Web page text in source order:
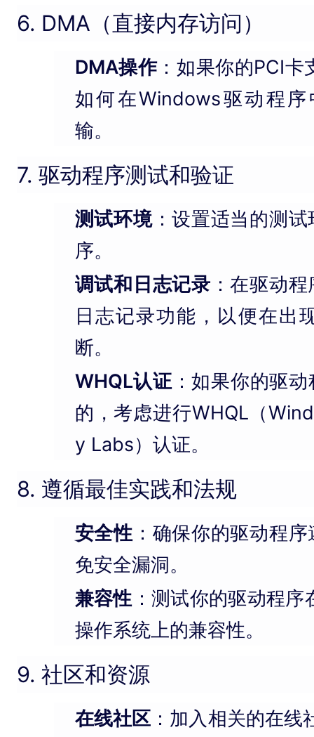
6. DMA（直接内存访问）
DMA操作：如果你的PCI卡
如何在Windows驱动程
输。
7. 驱动程序测试和验证
测试环境：设置适当的测
序。
调试和日志记录 ：在驱动
日志记录功能，以便在出
断。
WHQL认证 ：如果你的驱
的，考虑进行WHQL（
y Labs）认证。
8. 遵循最佳实践和法规
安全性 ：确保你的驱动程
免安全漏洞。
兼容性 ：测试你的驱动程
操作系统上的兼容性。
9. 社区和资源
在线社区 ：加入相关的在